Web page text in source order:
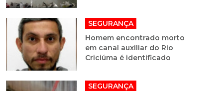
SEGURANÇA
Homem encontrado morto
em canal auxiliar do Rio
Criciúma é identificado
SEGURANÇA